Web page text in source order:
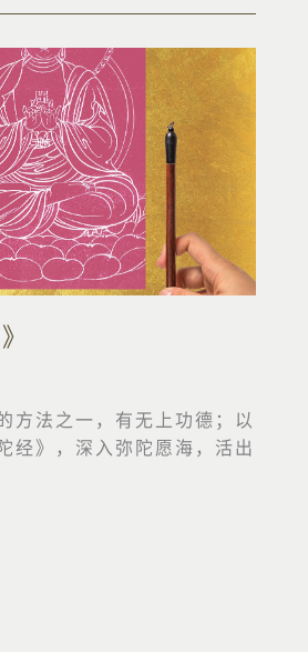
方法之一，有无上功德；以
经》，深入弥陀愿海，活出